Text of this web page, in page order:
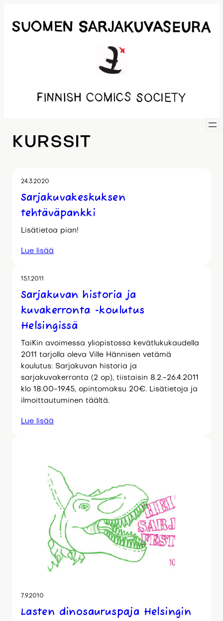
sisältöön
KURSSIT
24.3.2020
Sarjakuvakeskuksen
tehtäväpankki
Lisätietoa pian!
Lue lisää
15.1.2011
Sarjakuvan historia ja
kuvakerronta -koulutus
Helsingissä
TaiKin avoimessa yliopistossa kevätlukukaudella
2011 tarjolla oleva Ville Hännisen vetämä
koulutus: Sarjakuvan historia ja
sarjakuvakerronta (2 op), tiistaisin 8.2.-26.4.2011
klo 18.00-19.45, opintomaksu 20€. Lisätietoja ja
ilmoittautuminen täältä.
Lue lisää
7.9.2010
Lasten dinosauruspaja Helsingin